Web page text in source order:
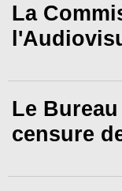
La
Le
censure